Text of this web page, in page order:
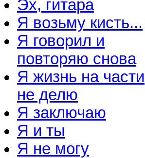
Эх, гитара
Я возьму кисть...
Я говорил и
повторяю снова
Я жизнь на части
не делю
Я заключаю
Я и ты
Я не могу